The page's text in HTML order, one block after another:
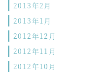
2013年2月
2013年1月
2012年12月
2012年11月
2012年10月